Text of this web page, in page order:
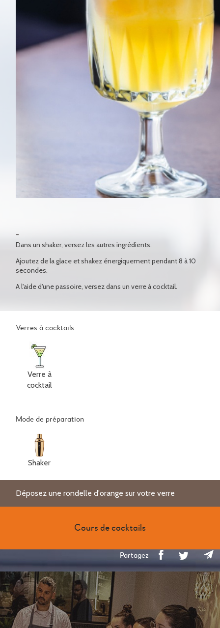
Dans un shaker, versez les autres ingrédients.
Ajoutez de la glace et shakez énergiquement pendant 8 à 10
secondes.
A l'aide d'une passoire, versez dans un verre à cocktail.
Verres à cocktails
Verre à
cocktail
Mode de préparation
Shaker
Déposez une rondelle d'orange sur votre verre
Cours de cocktails
Partagez